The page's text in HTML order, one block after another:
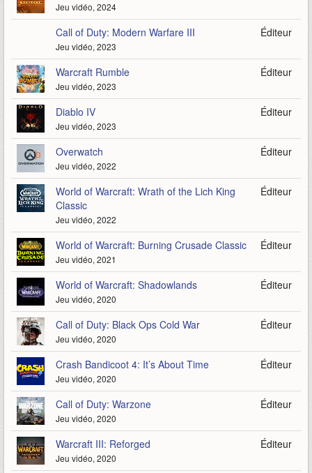
Jeu vidéo, 2024
Call of Duty: Modern Warfare III
Jeu vidéo, 2023
Éditeur
Warcraft Rumble
Jeu vidéo, 2023
Éditeur
Diablo IV
Jeu vidéo, 2023
Éditeur
Overwatch
Jeu vidéo, 2022
Éditeur
World of Warcraft: Wrath of the Lich King
Classic
Jeu vidéo, 2022
Éditeur
World of Warcraft: Burning Crusade Classic
Jeu vidéo, 2021
Éditeur
World of Warcraft: Shadowlands
Jeu vidéo, 2020
Éditeur
Call of Duty: Black Ops Cold War
Jeu vidéo, 2020
Éditeur
Crash Bandicoot 4: It’s About Time
Jeu vidéo, 2020
Éditeur
Call of Duty: Warzone
Jeu vidéo, 2020
Éditeur
Warcraft III: Reforged
Jeu vidéo, 2020
Éditeur